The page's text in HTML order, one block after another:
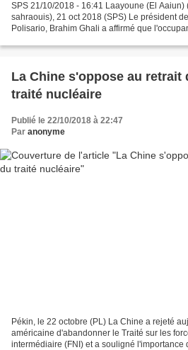
SPS 21/10/2018 - 16:41 Laayoune (El Aaiun)
sahraouis), 21 oct 2018 (SPS) Le président
Polisario, Brahim Ghali a affirmé que
La Chine s'oppose au retrait
traité nucléaire
Publié le 22/10/2018 à 22:47
Par anonyme
Pékin, le 22 octobre (PL) La Chine a rejeté
américaine d'abandonner le Traité sur les
intermédiaire (FNI) et a souligné l'importance